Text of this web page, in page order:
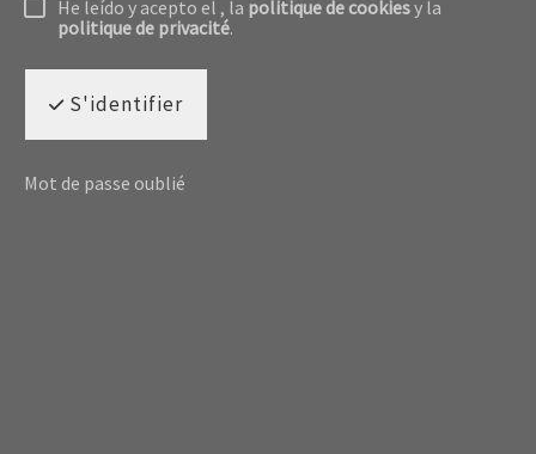
He leído y acepto el , la politique de cookiesy la
politique de privacité.
S'identifier
Mot de passe oublié